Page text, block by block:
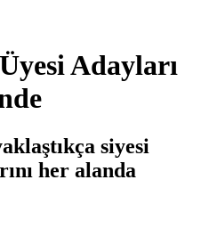
Adayları
siyesi
her alanda